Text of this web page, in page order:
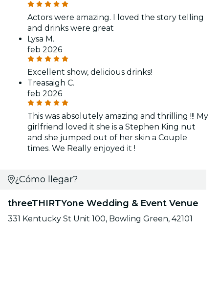
Actors were amazing. I loved the story telling
and drinks were great
Lysa M.
feb 2026
Excellent show, delicious drinks!
Treasaigh C.
feb 2026
This was absolutely amazing and thrilling !!! My
girlfriend loved it she is a Stephen King nut
and she jumped out of her skin a Couple
times. We Really enjoyed it !
¿Cómo llegar?
threeTHIRTYone Wedding & Event Venue
331 Kentucky St Unit 100, Bowling Green, 42101